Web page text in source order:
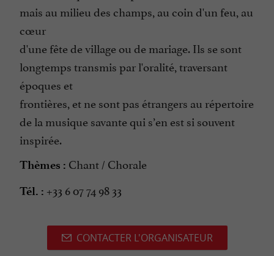
mais au milieu des champs, au coin d'un feu, au
cœur
d'une fête de village ou de mariage. Ils se sont
longtemps transmis par l'oralité, traversant
époques et
frontières, et ne sont pas étrangers au répertoire
de la musique savante qui s’en est si souvent
inspirée.
Thèmes : Chant / Chorale
Tél. : +33 6 07 74 98 33
CONTACTER L'ORGANISATEUR